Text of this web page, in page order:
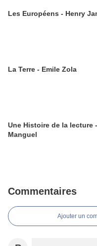
Les Européens - Henry
La Terre - Emile Zola
Une Histoire de la lecture
Manguel
Commentaires
Ajouter un